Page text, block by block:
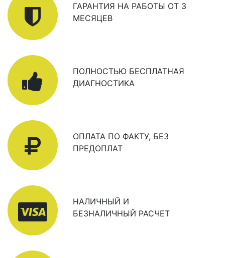
ГАРАНТИЯ НА РАБОТЫ ОТ 3
МЕСЯЦЕВ
ПОЛНОСТЬЮ БЕСПЛАТНАЯ
ДИАГНОСТИКА
ОПЛАТА ПО ФАКТУ, БЕЗ
ПРЕДОПЛАТ
НАЛИЧНЫЙ И
БЕЗНАЛИЧНЫЙ РАСЧЕТ